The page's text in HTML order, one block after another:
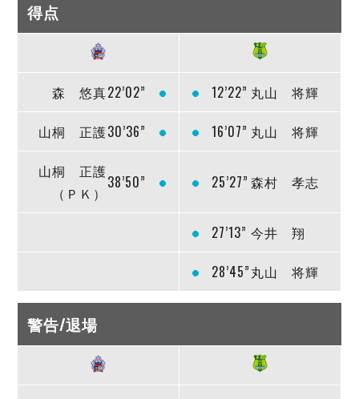
得点
森 悠真22’02” 12’22” 丸山 将輝
山桐 正護30’36” 16’07” 丸山 将輝
山桐 正護
（ＰＫ）
38’50” 25’27” 森村 孝志
27’13” 今井 翔
28’45”丸山 将輝
警告/退場